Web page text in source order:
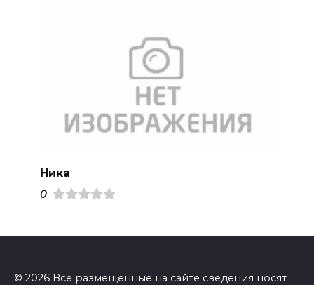
Ника
0
© 2026 Все размещенные на сайте сведения носят